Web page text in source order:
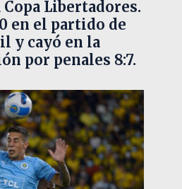
Libertadores.
en el partido de
y cayó en la
por penales 8:7.